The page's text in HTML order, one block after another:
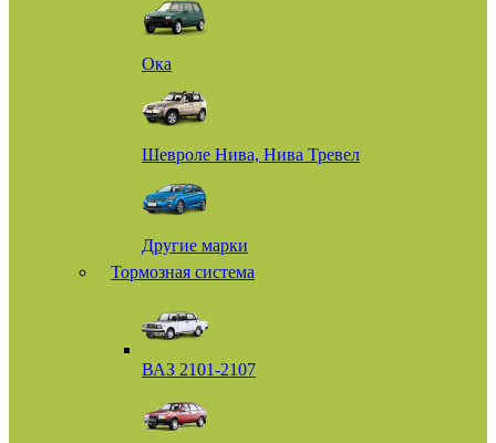
Ока
Шевроле Нива, Нива Тревел
Другие марки
Тормозная система
ВАЗ 2101-2107